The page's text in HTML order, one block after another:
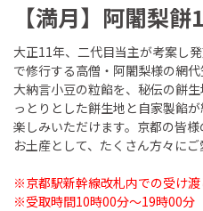
【満月】阿闍梨餅
大正11年、二代目当主が考案し
で修行する高僧・阿闍梨様の網
大納言小豆の粒餡を、秘伝の餅
っとりとした餅生地と自家製餡
楽しみいただけます。京都の皆
お土産として、たくさん方々にご
※京都駅新幹線改札内での受け渡
※受取時間10時00分～19時00分